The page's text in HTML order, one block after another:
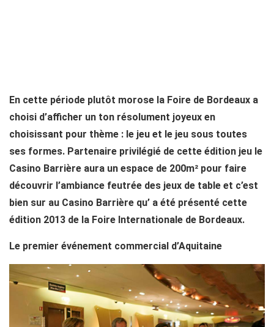
En cette période plutôt morose la Foire de Bordeaux a
choisi d’afficher un ton résolument joyeux en
choisissant pour thème : le jeu et le jeu sous toutes
ses formes. Partenaire privilégié de cette édition jeu le
Casino Barrière aura un espace de 200m² pour faire
découvrir l’ambiance feutrée des jeux de table et c’est
bien sur au Casino Barrière qu’ a été présenté cette
édition 2013 de la Foire Internationale de Bordeaux.
Le premier événement commercial d’Aquitaine